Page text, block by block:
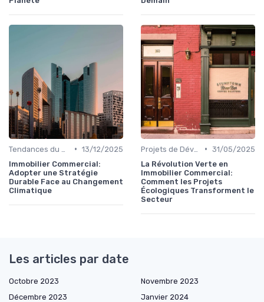
• 13/12/2025
Immobilier Commercial:
Adopter une Stratégie
Durable Face au Changement
Climatique
• 31/05/2025
La Révolution Verte en
Immobilier Commercial:
Comment les Projets
Écologiques Transforment le
Secteur
Les articles par date
Octobre 2023
Novembre 2023
Décembre 2023
Janvier 2024